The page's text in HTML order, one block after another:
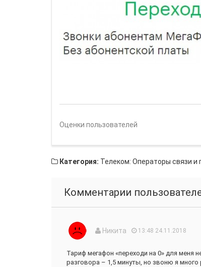
Оценки пользователей
Категория: Телеком: Операторы связи и
Комментарии
Никита 13:48 24.11.2018
Тариф мегафон «переходи на 0» для меня
разговора – 1,5 минуты, но звоню я